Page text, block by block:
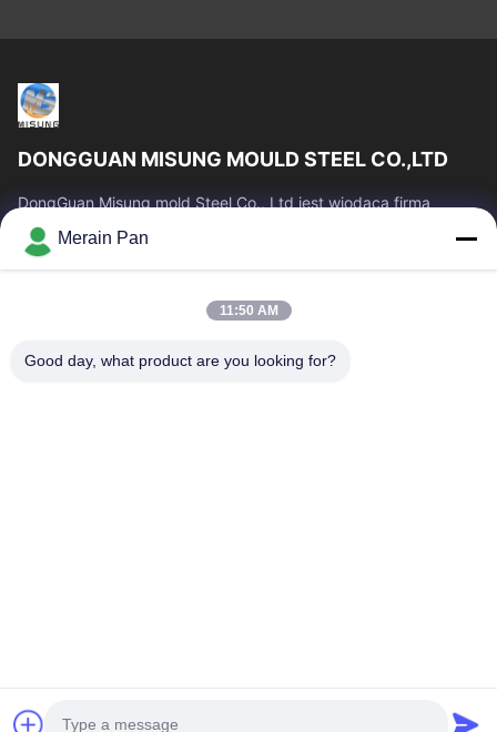
DONGGUAN MISUNG MOULD STEEL CO.,LTD
DongGuan Misung mold Steel Co., Ltd jest wiodącą firmą
dostarczającą stal matrycową z tworzywa sztucznego, stal do
pracy na gorąco, stal do pracy...
Szybkie Linki
Produkty
Pokaz VR
O Nas
Merain Pan
11:50 AM
Good day, what product are you looking for?